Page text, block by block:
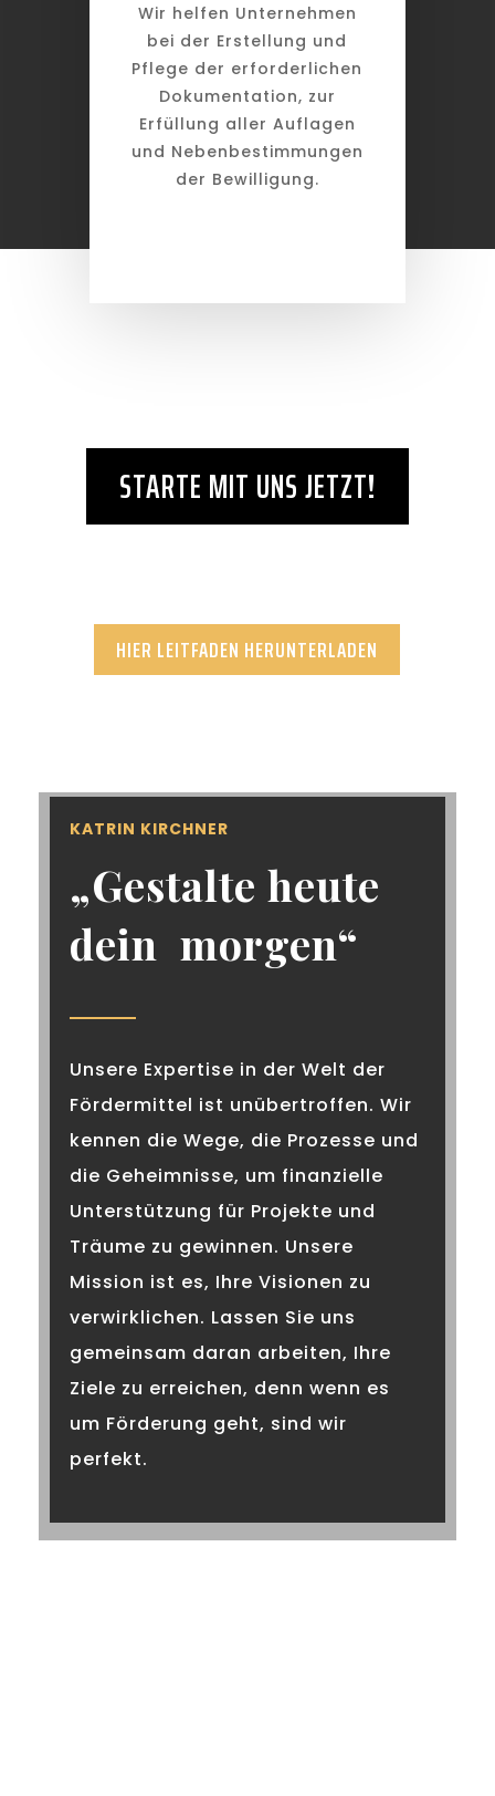
Wir helfen Unternehmen
bei der Erstellung und
Pflege der erforderlichen
Dokumentation, zur
Erfüllung aller Auflagen
und Nebenbestimmungen
der Bewilligung.
STARTE MIT UNS JETZT!
HIER LEITFADEN HERUNTERLADEN
KATRIN KIRCHNER
„Gestalte heute
dein morgen“
Unsere Expertise in der Welt der
Fördermittel ist unübertroffen. Wir
kennen die Wege, die Prozesse und
die Geheimnisse, um finanzielle
Unterstützung für Projekte und
Träume zu gewinnen. Unsere
Mission ist es, Ihre Visionen zu
verwirklichen. Lassen Sie uns
gemeinsam daran arbeiten, Ihre
Ziele zu erreichen, denn wenn es
um Förderung geht, sind wir
perfekt.